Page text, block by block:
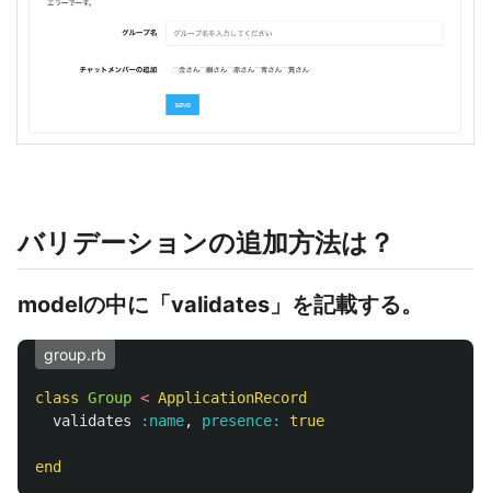
バリデーションの追加方法は？
modelの中に「validates」を記載する。
group.rb
class Group < ApplicationRecord
validates
:name, presence: true
end